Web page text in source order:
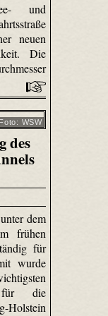
und
neuen
Die
Foto: WSW
des
dem
frühen
für
wurde
für die